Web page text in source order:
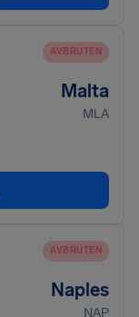
AVBRUTEN
Malta
MLA
AVBRUTEN
Naples
NAP